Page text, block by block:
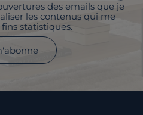
des emails que je
les contenus qui me
statistiques.